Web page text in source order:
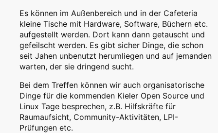
Es können im Außenbereich und in der Cafeteria
kleine Tische mit Hardware, Software, Büchern etc.
aufgestellt werden. Dort kann dann getauscht und
gefeilscht werden. Es gibt sicher Dinge, die schon
seit Jahen unbenutzt herumliegen und auf jemanden
warten, der sie dringend sucht.
Bei dem Treffen können wir auch organisatorische
Dinge für die kommenden Kieler Open Source und
Linux Tage besprechen, z.B. Hilfskräfte für
Raumaufsicht, Community-Aktivitäten, LPI-
Prüfungen etc.